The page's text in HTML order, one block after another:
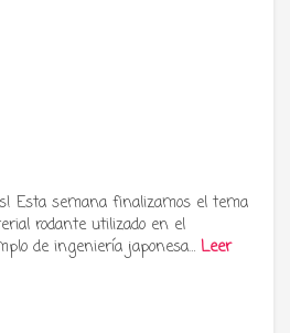
Esta semana finalizamos el tema
rodante utilizado en el
de ingeniería japonesa… Leer